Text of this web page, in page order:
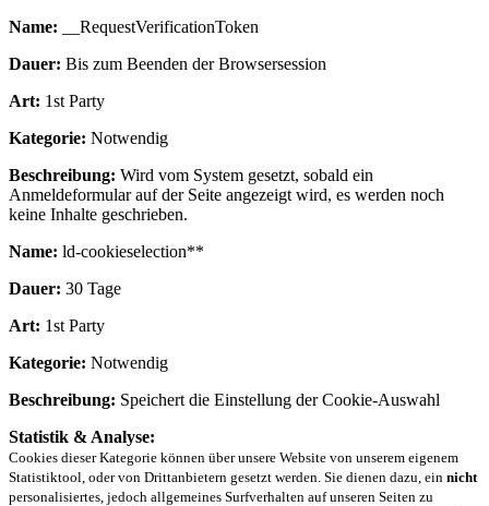
Name: __RequestVerificationToken
Dauer: Bis zum Beenden der Browsersession
Art: 1st Party
Kategorie: Notwendig
Beschreibung: Wird vom System gesetzt, sobald ein
Anmeldeformular auf der Seite angezeigt wird, es werden noch
keine Inhalte geschrieben.
Name: ld-cookieselection**
Dauer: 30 Tage
Art: 1st Party
Kategorie: Notwendig
Beschreibung: Speichert die Einstellung der Cookie-Auswahl
Statistik & Analyse:
Cookies dieser Kategorie können über unsere Website von unserem eigenem
Statistiktool, oder von Drittanbietern gesetzt werden. Sie dienen dazu, ein nicht
personalisiertes, jedoch allgemeines Surfverhalten auf unseren Seiten zu